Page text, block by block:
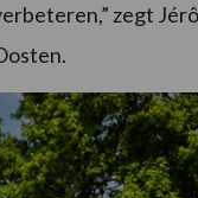
zegt